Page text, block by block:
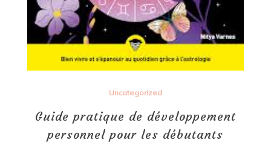
Uncategorized
Guide pratique de développement
personnel pour les débutants